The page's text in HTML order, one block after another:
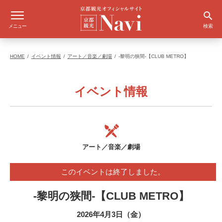
メニュー 検索
HOME イベント情報 アート／音楽／劇場 -黎明の狭間-【CLUB METRO】
イベント情報
アート／音楽／劇場
このイベントは終了しました。
-黎明の狭間-【CLUB METRO】
2026年4月3日（金）